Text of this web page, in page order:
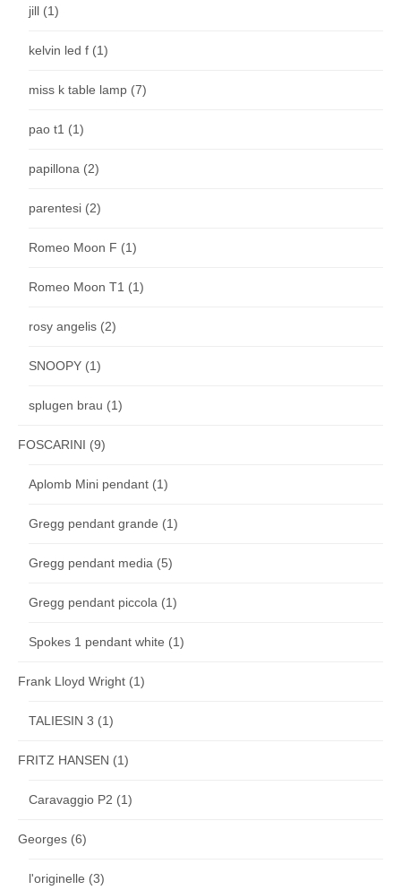
jill (1)
kelvin led f (1)
miss k table lamp (7)
pao t1 (1)
papillona (2)
parentesi (2)
Romeo Moon F (1)
Romeo Moon T1 (1)
rosy angelis (2)
SNOOPY (1)
splugen brau (1)
FOSCARINI (9)
Aplomb Mini pendant (1)
Gregg pendant grande (1)
Gregg pendant media (5)
Gregg pendant piccola (1)
Spokes 1 pendant white (1)
Frank Lloyd Wright (1)
TALIESIN 3 (1)
FRITZ HANSEN (1)
Caravaggio P2 (1)
Georges (6)
l'originelle (3)